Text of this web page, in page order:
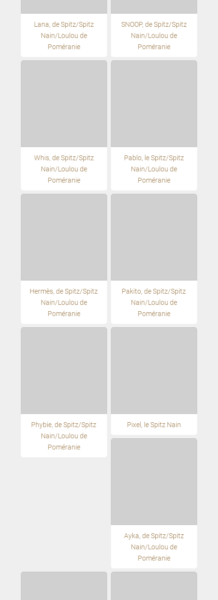
Lana, de Spitz/Spitz
Nain/Loulou de
Poméranie
SNOOP, de Spitz/Spitz
Nain/Loulou de
Poméranie
Whis, de Spitz/Spitz
Nain/Loulou de
Poméranie
Pablo, le Spitz/Spitz
Nain/Loulou de
Poméranie
Hermès, de Spitz/Spitz
Nain/Loulou de
Poméranie
Pakito, de Spitz/Spitz
Nain/Loulou de
Poméranie
Phybie, de Spitz/Spitz
Nain/Loulou de
Poméranie
Pixel, le Spitz Nain
Ayka, de Spitz/Spitz
Nain/Loulou de
Poméranie